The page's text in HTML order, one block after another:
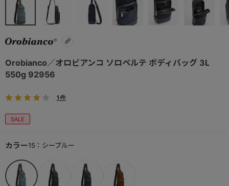
Orobianco／オロビアンコ ソロペルテ ボディバッグ 3L
550g 92956
1件
SALE
カラー15：シーブルー